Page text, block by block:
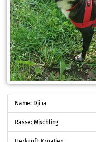
Name: Djina
Rasse: Mischling